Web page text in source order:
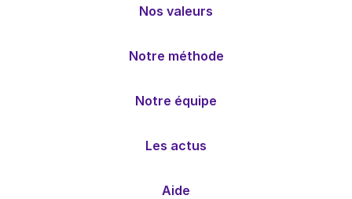
Nos valeurs
Notre méthode
Notre équipe
Les actus
Aide